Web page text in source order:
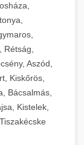
Rétság,
Aszód,
Kiskőrös,
Bácsalmás,
Kistelek,